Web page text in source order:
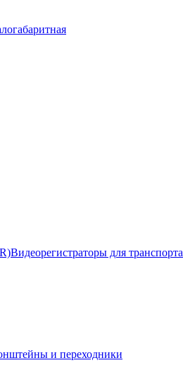
Видеорегистраторы для транспорта
и переходники